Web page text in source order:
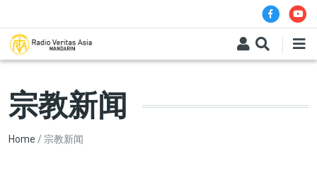
宗教新闻
Breadcrumb
Home 宗教新闻